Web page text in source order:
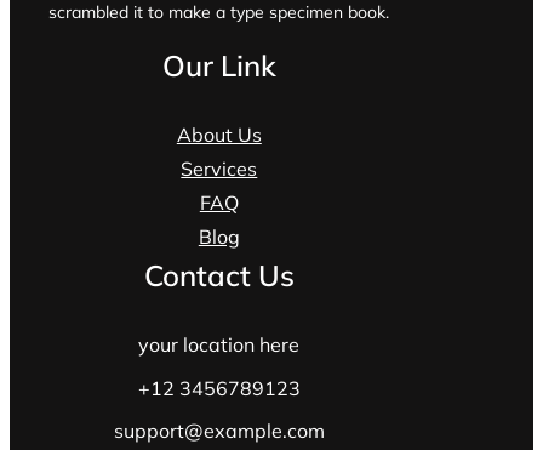
scrambled it to make a type specimen book.
Our Link
About Us
Services
FAQ
Blog
Contact Us
your location here
+12 3456789123
support@example.com